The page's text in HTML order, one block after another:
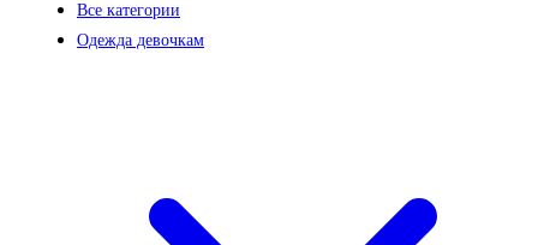
Все категории
Одежда девочкам